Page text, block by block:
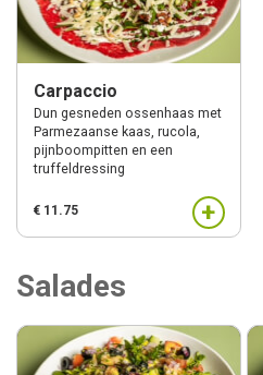
Carpaccio
Dun gesneden ossenhaas met
Parmezaanse kaas, rucola,
pijnboompitten en een
truffeldressing
€ 11.75 +
Salades